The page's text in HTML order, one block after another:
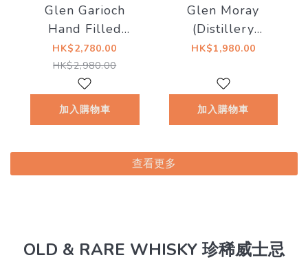
Glen Garioch
Hand Filled
2012/2023 Rum
Cask 58.9%
HK$2,780.00
HK$2,980.00
加入購物車
Glen Moray
(Distillery
Bottling) 2006
Oloroso 60.9%
HK$1,980.00
加入購物車
查看更多
OLD & RARE WHISKY 珍稀威士忌